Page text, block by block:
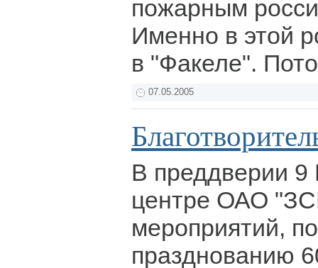
пожарным
Именно в этой
в "Факеле".
07.05.2005
В преддверии 9
центре ОАО
мероприятий,
празднованию